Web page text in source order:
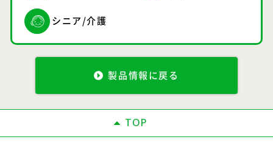
シニア/介護
製品情報に戻る
TOP